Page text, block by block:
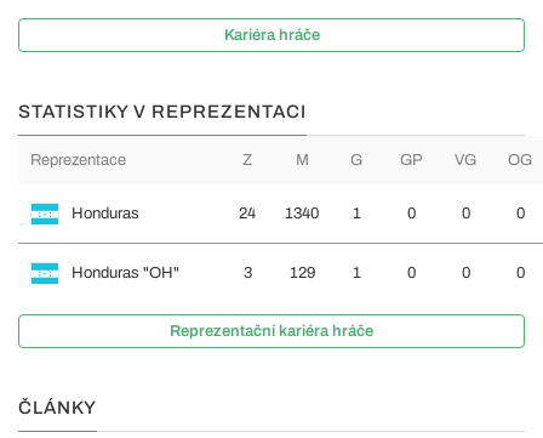
Kariéra hráče
STATISTIKY V REPREZENTACI
Reprezentace Z M G GP VG OG
Honduras 24 1340 1 0 0 0
Honduras "OH" 3 129 1 0 0 0
Reprezentační kariéra hráče
ČLÁNKY